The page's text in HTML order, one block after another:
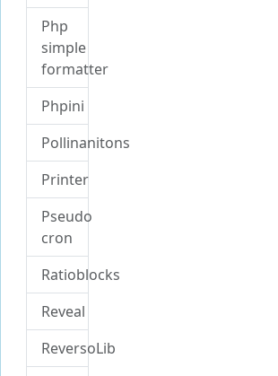
Php
simple
formatter
Phpini
Pollinanitons
Printer
Pseudo
cron
Ratioblocks
Reveal
ReversoLib